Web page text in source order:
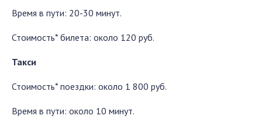
Время в пути: 20-30 минут.
Стоимость* билета: около 120 руб.
Такси
Стоимость* поездки: около 1 800 руб.
Время в пути: около 10 минут.